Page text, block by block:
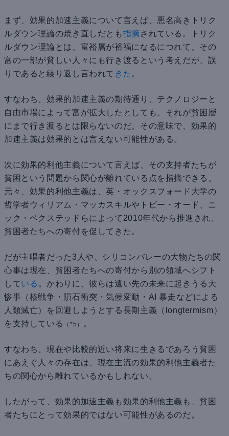
まず、効果的加速主義について言えば、悪名高きトリク
ルダウン理論の焼き直しだとも指摘 されている。トリク
ルダウン理論とは、富裕層が裕福になるにつれて、その
富の一部が貧しい人々にも行き渡るという考えだが、誤
りであると繰り返し言われて きた 。
すなわち、効果的加速主義の期待通り、テクノロジーと
自由市場によって富が拡大したとしても、それが貧困層
にまで行き渡るとは限らないのだ。その意味で、効果的
加速主義は効果的とは言えない可能性がある。
次に効果的利他主義について言えば、その支持者たちが
貧困という問題から関心が離れている点を指摘できる。
元々、効果的利他主義は、英・オックスフォード大学の
哲学者ウィリアム・マッカスキルやトビー・オード、ニ
ック・ベクステッドらによって2010年代から推進され、
貧困者たちへの寄付を促してきた。
だが主唱者だった3人や、シリコンバレーの大物たちの関
心事は現在、貧困者たちへの寄付から別の領域へシフト
している 。かわりに、彼らは遠い先の未来に起きうる大
惨事（核戦争・隕石衝突・気候変動・AI 暴走などによる
人類滅亡）を回避しようとする長期主義（longtermism）
を支持している
（*5） 。
すなわち、現在や比較的近い将来に生きるであろう貧困
にあえぐ人々の存在は、現在主流の効果的利他主義者た
ちの関心から離れているかもしれない。
したがって、効果的加速主義も効果的利他主義も、貧困
者たちにとって効果的ではない可能性があるのだ。